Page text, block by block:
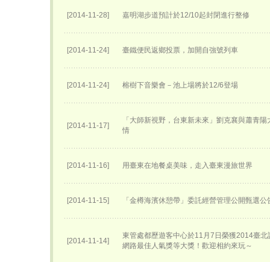
[2014-11-28] 嘉明湖步道預計於12/10起封閉進行整修
[2014-11-24] 臺鐵便民返鄉投票，加開自強號列車
[2014-11-24] 榕樹下音樂會－池上場將於12/6登場
[2014-11-17]
「大師新視野，台東新未來」劉克襄與蕭青
情
[2014-11-16] 用臺東在地餐桌美味，走入臺東漫旅世界
[2014-11-15] 「金樽海濱休憩帶」委託經營管理公開甄選公
[2014-11-14]
東管處都歷遊客中心於11月7日榮獲2014臺
網路最佳人氣獎等大獎！歡迎相約來玩～